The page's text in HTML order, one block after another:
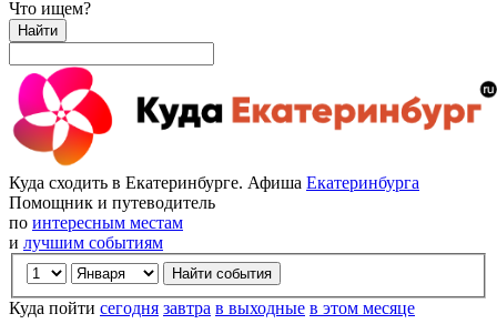
Что ищем?
Найти
Куда сходить в Екатеринбурге. Афиша Екатеринбурга
Помощник и путеводитель
по интересным местам
и лучшим событиям
Куда пойти сегодня завтра в выходные в этом месяце